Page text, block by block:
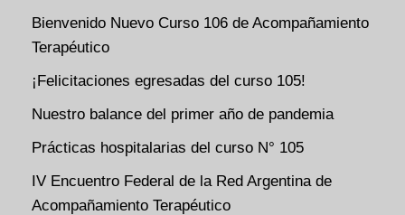
Bienvenido Nuevo Curso 106 de Acompañamiento
Terapéutico
¡Felicitaciones egresadas del curso 105!
Nuestro balance del primer año de pandemia
Prácticas hospitalarias del curso N° 105
IV Encuentro Federal de la Red Argentina de
Acompañamiento Terapéutico